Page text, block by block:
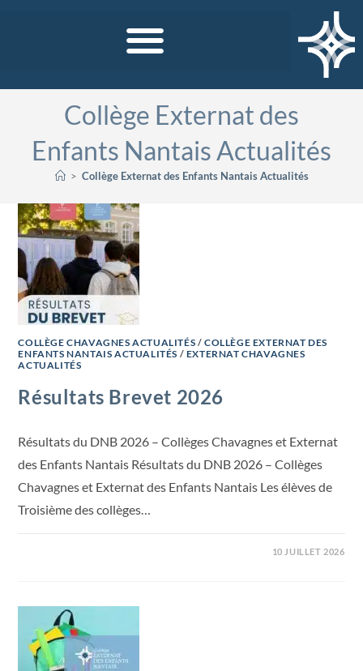
Collège Externat des
Enfants Nantais Actualités
> Collège Externat des Enfants Nantais Actualités
COLLÈGE CHAVAGNES ACTUALITÉS /COLLÈGE EXTERNAT DES
ENFANTS NANTAIS ACTUALITÉS / EXTERNAT CHAVAGNES
ACTUALITÉS
Résultats Brevet 2026
Résultats du DNB 2026 – Collèges Chavagnes et Externat
des Enfants Nantais Résultats du DNB 2026 – Collèges
Chavagnes et Externat des Enfants Nantais Les élèves de
Troisième des collèges…
10 JUILLET 2026